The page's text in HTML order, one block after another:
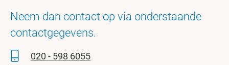
Neem dan contact op via onderstaande
contactgegevens.
020 - 598 6055